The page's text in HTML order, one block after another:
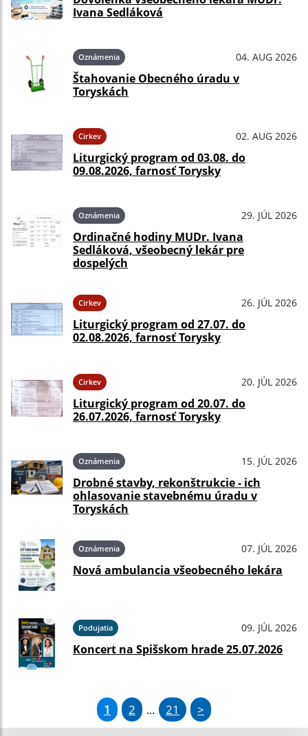
Ivana Sedláková
Oznámenia 04. AUG 2026
Štahovanie Obecného úradu v
Toryskách
Cirkev 02. AUG 2026
Liturgický program od 03.08. do
09.08.2026, farnosť Torysky
Oznámenia 29. JÚL 2026
Ordinačné hodiny MUDr. Ivana
Sedláková, všeobecný lekár pre
dospelých
Cirkev 26. JÚL 2026
Liturgický program od 27.07. do
02.08.2026, farnosť Torysky
Cirkev 20. JÚL 2026
Liturgický program od 20.07. do
26.07.2026, farnosť Torysky
Oznámenia 15. JÚL 2026
Drobné stavby, rekonštrukcie - ich
ohlasovanie stavebnému úradu v
Toryskách
Oznámenia 07. JÚL 2026
Nová ambulancia všeobecného lekára
Podujatia 09. JÚL 2026
Koncert na Spišskom hrade 25.07.2026
1 2 ... 21 >